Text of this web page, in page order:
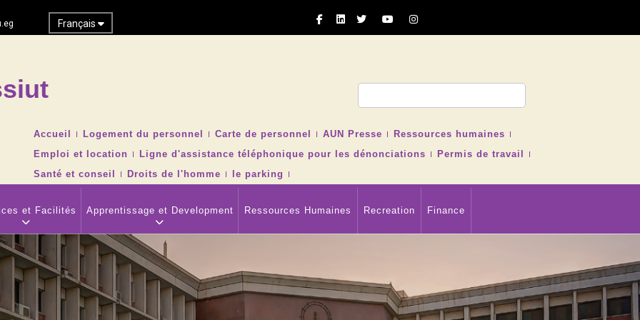
Français
TOP
NAVIGATION
MENU
Accueil Logement du personnel Carte de personnel AUN Presse
Ressources humaines
Emploi et location
Ligne d'assistance téléphonique pour les dénonciations
Permis de travail
Santé et conseil
Droits de l'homme le parking
et Facilités Apprentissage et Development Ressources Humaines Recreation Finance